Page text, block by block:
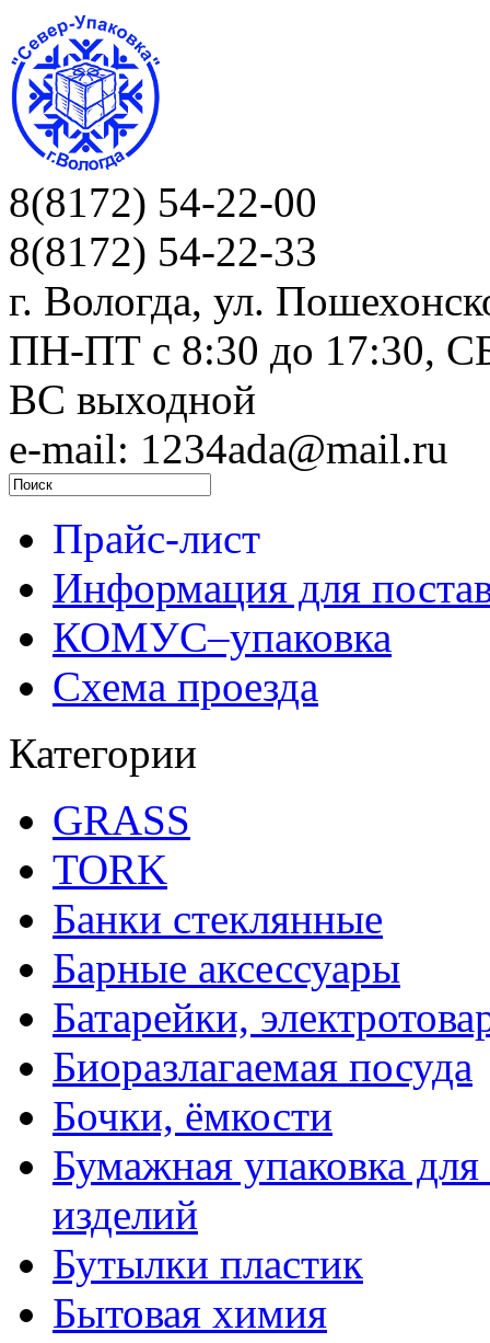
8(8172) 54-22-00
8(8172) 54-22-33
г. Вологда, ул.
ПН-ПТ c 8:30 до 17:30,
ВС выходной
e-mail: 1234ada@mail.ru
Прайс-лист
Информация для
КОМУС–упаковка
Схема проезда
Категории
GRASS
TORK
Банки стеклянные
Барные аксессуары
Батарейки,
Биоразлагаемая посуда
Бочки, ёмкости
Бумажная упаковка
изделий
Бутылки пластик
Бытовая химия